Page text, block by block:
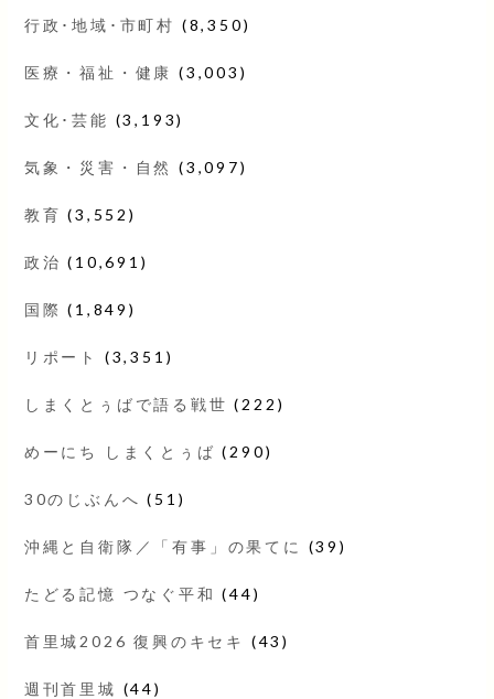
行政･地域･市町村 (8,350)
医療・福祉・健康 (3,003)
文化･芸能 (3,193)
気象・災害・自然 (3,097)
教育 (3,552)
政治 (10,691)
国際 (1,849)
リポート (3,351)
しまくとぅばで語る戦世 (222)
めーにち しまくとぅば (290)
30のじぶんへ (51)
沖縄と自衛隊／「有事」の果てに (39)
たどる記憶 つなぐ平和 (44)
首里城2026 復興のキセキ (43)
週刊首里城 (44)